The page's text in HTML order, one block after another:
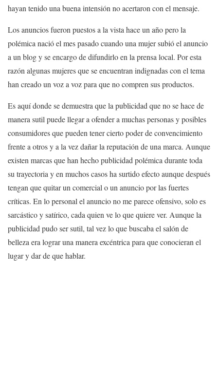
hayan tenido una buena intensión no acertaron con el mensaje.
Los anuncios fueron puestos a la vista hace un año pero la
polémica nació el mes pasado cuando una mujer subió el anuncio
a un blog y se encargo de difundirlo en la prensa local. Por esta
razón algunas mujeres que se encuentran indignadas con el tema
han creado un voz a voz para que no compren sus productos.
Es aquí donde se demuestra que la publicidad que no se hace de
manera sutil puede llegar a ofender a muchas personas y posibles
consumidores que pueden tener cierto poder de convencimiento
frente a otros y a la vez dañar la reputación de una marca. Aunque
existen marcas que han hecho publicidad polémica durante toda
su trayectoria y en muchos casos ha surtido efecto aunque después
tengan que quitar un comercial o un anuncio por las fuertes
críticas. En lo personal el anuncio no me parece ofensivo, solo es
sarcástico y satírico, cada quien ve lo que quiere ver. Aunque la
publicidad pudo ser sutil, tal vez lo que buscaba el salón de
belleza era lograr una manera excéntrica para que conocieran el
lugar y dar de que hablar.